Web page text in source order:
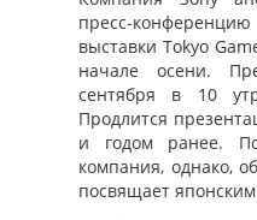
пресс-
выставки Tokyo
начале осени.
сентября в 10
Продлится
и годом ранее.
компания, однако,
посвящает